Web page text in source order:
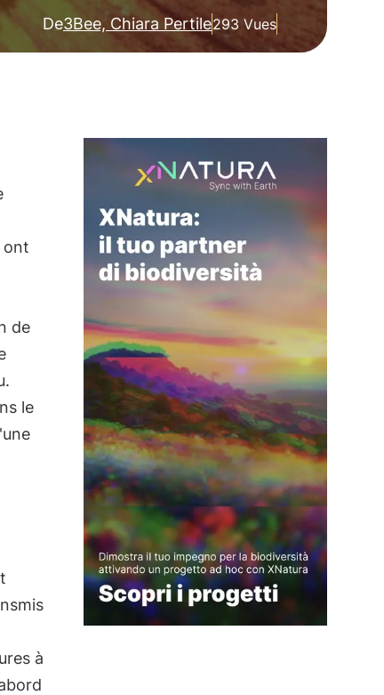
De3Bee, Chiara Pertile293 Vues
ont
de
le
à